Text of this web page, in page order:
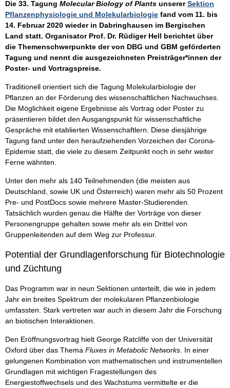
Die 33. Tagung Molecular Biology of Plants unsererSektion
Pflanzenphysiologie und Molekularbiologie fand vom 11. bis
14. Februar 2020 wieder in Dabringhausen im Bergischen
Land statt. Organisator Prof. Dr. Rüdiger Hell berichtet über
die Themenschwerpunkte der von DBG und GBM geförderten
Tagung und nennt die ausgezeichneten Preisträger*innen der
Poster- und Vortragspreise.
Traditionell orientiert sich die Tagung Molekularbiologie der
Pflanzen an der Förderung des wissenschaftlichen Nachwuchses.
Die Möglichkeit eigene Ergebnisse als Vortrag oder Poster zu
präsentieren bildet den Ausgangspunkt für wissenschaftliche
Gespräche mit etablierten Wissenschaftlern. Diese diesjährige
Tagung fand unter den heraufziehenden Vorzeichen der Corona-
Epidemie statt, die viele zu diesem Zeitpunkt noch in sehr weiter
Ferne wähnten.
Unter den mehr als 140 Teilnehmenden (die meisten aus
Deutschland, sowie UK und Österreich) waren mehr als 50 Prozent
Pre- und PostDocs sowie mehrere Master-Studierenden.
Tatsächlich wurden genau die Hälfte der Vorträge von dieser
Personengruppe gehalten sowie mehr als ein Drittel von
Gruppenleitenden auf dem Weg zur Professur.
Potential der Grundlagenforschung für Biotechnologie
und Züchtung
Das Programm war in neun Sektionen unterteilt, die wie in jedem
Jahr ein breites Spektrum der molekularen Pflanzenbiologie
umfassten. Stark vertreten war auch in diesem Jahr die Forschung
an biotischen Interaktionen.
Den Eröffnungsvortrag hielt George Ratcliffe von der Universität
Oxford über das Thema Fluxes in Metabolic Networks . In einer
gelungenen Kombination von mathematischen und instrumentellen
Grundlagen mit wichtigen Fragestellungen des
Energiestoffwechsels und des Wachstums vermittelte er die